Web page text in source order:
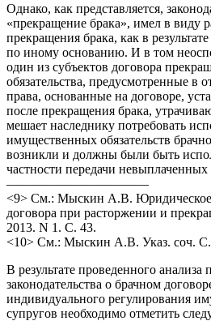
Однако, как представляется,
«прекращение брака», имел в виду
прекращения брака, как в
по иному основанию. И в том
один из субъектов договора
обязательства, предусмотренные в
права, основанные на договоре,
после прекращения брака,
мешает наследнику потребовать
имущественных обязательств
возникли и должны были быть
частности передачи невыплаченных
———————————
<9> См.: Мыскин А.В. Юридическое
договора при расторжении и
2013. N 1. С. 43.
<10> См.: Мыскин А.В. Указ. соч. С.
В результате проведенного анализа
законодательства о брачном
индивидуального регулирования
супругов необходимо отметить